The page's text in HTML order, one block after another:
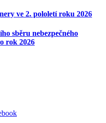
ve 2. pololetí roku 2026
sběru nebezpečného
rok 2026